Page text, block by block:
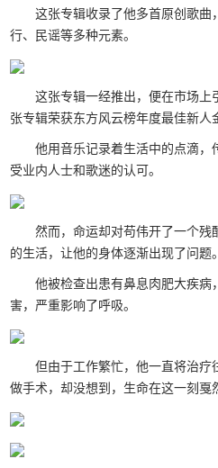
这张专辑收录了他多首原创歌曲
行、民谣等多种元素。
这张专辑一经推出，便在市场上
张专辑荣获东方风云榜年度最佳新人
他用音乐记录着生活中的点滴，
受业内人士和歌迷的认可。
然而，命运却对苟伟开了一个残
的生活，让他的身体逐渐出现了问题。
他被检查出患有鼻息肉肥大疾病
害，严重影响了呼吸。
但由于工作繁忙，他一直将治疗
做手术，却没想到，生命在这一刻戛